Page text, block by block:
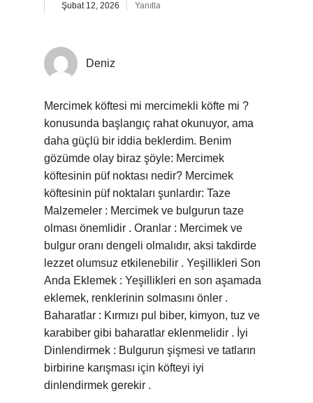
Şubat 12, 2026 Yanıtla
Deniz
Mercimek köftesi mi mercimekli köfte mi ?
konusunda başlangıç rahat okunuyor, ama
daha güçlü bir iddia beklerdim. Benim
gözümde olay biraz şöyle: Mercimek
köftesinin püf noktası nedir? Mercimek
köftesinin püf noktaları şunlardır: Taze
Malzemeler : Mercimek ve bulgurun taze
olması önemlidir . Oranlar : Mercimek ve
bulgur oranı dengeli olmalıdır, aksi takdirde
lezzet olumsuz etkilenebilir . Yeşillikleri Son
Anda Eklemek : Yeşillikleri en son aşamada
eklemek, renklerinin solmasını önler .
Baharatlar : Kırmızı pul biber, kimyon, tuz ve
karabiber gibi baharatlar eklenmelidir . İyi
Dinlendirmek : Bulgurun şişmesi ve tatların
birbirine karışması için köfteyi iyi
dinlendirmek gerekir .